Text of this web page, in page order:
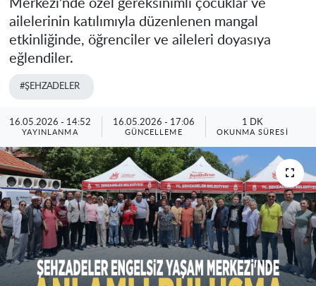
Merkezi’nde özel gereksinimli çocuklar ve
ailelerinin katılımıyla düzenlenen mangal
etkinliğinde, öğrenciler ve aileleri doyasıya
eğlendiler.
#ŞEHZADELER
16.05.2026 - 14:52
YAYINLANMA
16.05.2026 - 17:06
GÜNCELLEME
1 DK
OKUNMA SÜRESI
Soma
Resmi İlanlar
Son Dakika Haberleri
Haber Arşivi